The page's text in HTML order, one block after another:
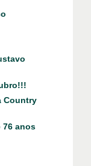
Country
76 anos